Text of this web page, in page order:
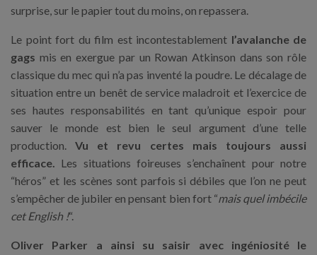
surprise, sur le papier tout du moins, on repassera.
Le point fort du film est incontestablement l’avalanche de
gags mis en exergue par un Rowan Atkinson dans son rôle
classique du mec qui n’a pas inventé la poudre. Le décalage de
situation entre un benêt de service maladroit et l’exercice de
ses hautes responsabilités en tant qu’unique espoir pour
sauver le monde est bien le seul argument d’une telle
production.Vu et revu certes mais toujours aussi
efficace. Les situations foireuses s’enchaînent pour notre
“héros” et les scènes sont parfois si débiles que l’on ne peut
s’empêcher de jubiler en pensant bien fort “mais quel imbécile
cet English !“.
Oliver Parker a ainsi su saisir avec ingéniosité le